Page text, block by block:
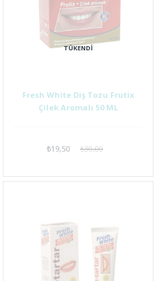
TÜKENDI
Fresh White Diş Tozu Frutix
Çilek Aromalı 50 ML
₺19,50 ₺30,00